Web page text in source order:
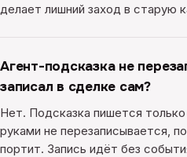
делает лишний заход в старую
Агент-подсказка не
записал в сделке сам?
Нет. Подсказка пишется
руками не перезаписывается,
портит. Запись идёт без